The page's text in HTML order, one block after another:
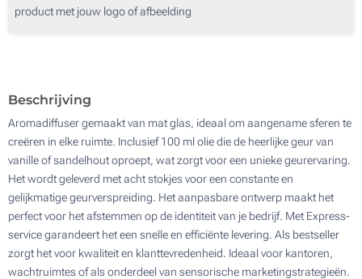
50
product met jouw logo of afbeelding
Beschrijving
Aromadiffuser gemaakt van mat glas, ideaal om aangename sferen te
creëren in elke ruimte. Inclusief 100 ml olie die de heerlijke geur van
vanille of sandelhout oproept, wat zorgt voor een unieke geurervaring.
Het wordt geleverd met acht stokjes voor een constante en
gelijkmatige geurverspreiding. Het aanpasbare ontwerp maakt het
perfect voor het afstemmen op de identiteit van je bedrijf. Met Express-
service garandeert het een snelle en efficiënte levering. Als bestseller
zorgt het voor kwaliteit en klanttevredenheid. Ideaal voor kantoren,
wachtruimtes of als onderdeel van sensorische marketingstrategieën.